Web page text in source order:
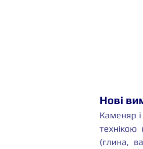
Нові
Каменяр
технікою
(глина,